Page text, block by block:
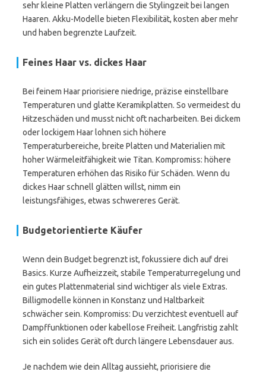
sehr kleine Platten verlängern die Stylingzeit bei langen
Haaren. Akku-Modelle bieten Flexibilität, kosten aber mehr
und haben begrenzte Laufzeit.
Feines Haar vs. dickes Haar
Bei feinem Haar priorisiere niedrige, präzise einstellbare
Temperaturen und glatte Keramikplatten. So vermeidest du
Hitzeschäden und musst nicht oft nacharbeiten. Bei dickem
oder lockigem Haar lohnen sich höhere
Temperaturbereiche, breite Platten und Materialien mit
hoher Wärmeleitfähigkeit wie Titan. Kompromiss: höhere
Temperaturen erhöhen das Risiko für Schäden. Wenn du
dickes Haar schnell glätten willst, nimm ein
leistungsfähiges, etwas schwereres Gerät.
Budgetorientierte Käufer
Wenn dein Budget begrenzt ist, fokussiere dich auf drei
Basics. Kurze Aufheizzeit, stabile Temperaturregelung und
ein gutes Plattenmaterial sind wichtiger als viele Extras.
Billigmodelle können in Konstanz und Haltbarkeit
schwächer sein. Kompromiss: Du verzichtest eventuell auf
Dampffunktionen oder kabellose Freiheit. Langfristig zahlt
sich ein solides Gerät oft durch längere Lebensdauer aus.
Je nachdem wie dein Alltag aussieht, priorisiere die